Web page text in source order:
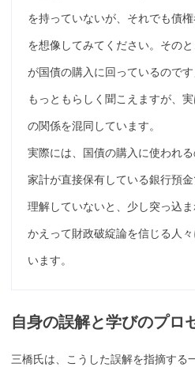
を持っていないが、それでも債
を想像してみてください。その
が国債の購入に回っているので
もっともらしく聞こえますが、
の関係を混同しています。
実際には、 国債の購入に使われ
家計が直接保有している銀行預
理解していないと、少し突っ込ま
かえって財政破綻論を信じる人
います。
自身の誤解と学びのプロ
三橋氏は、こうした誤解を指摘する